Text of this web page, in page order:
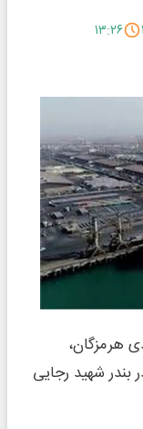
۱۳:۲۶
هرمزگان،
بندر شهید رجایی